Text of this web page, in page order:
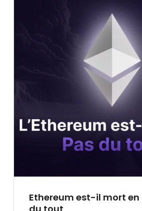
Ethereum est-il mort en